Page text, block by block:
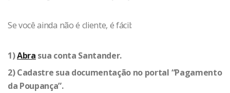
Se você ainda não é cliente, é fácil:
1)Abra sua conta Santander.
2) Cadastre sua documentação no portal “Pagamento
da Poupança”.